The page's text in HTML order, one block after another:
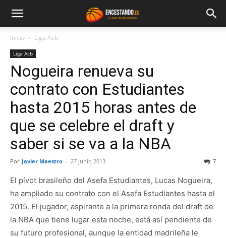
Inicio Liga Acb
Liga Acb
Nogueira renueva su
contrato con Estudiantes
hasta 2015 horas antes de
que se celebre el draft y
saber si se va a la NBA
Por Javier Maestro - 27 junio 2013 7
El pívot brasileño del Asefa Estudiantes, Lucas Nogueira,
ha ampliado su contrato con el Asefa Estudiantes hasta el
2015. El jugador, aspirante a la primera ronda del draft de
la NBA que tiene lugar esta noche, está así pendiente de
su futuro profesional, aunque la entidad madrileña le